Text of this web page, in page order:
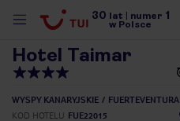
30 lat numer 1
w Polsce
Hotel Taimar
WYSPY KANARYJSKIE FUERTEVENTURA
KOD HOTELU FUE22015